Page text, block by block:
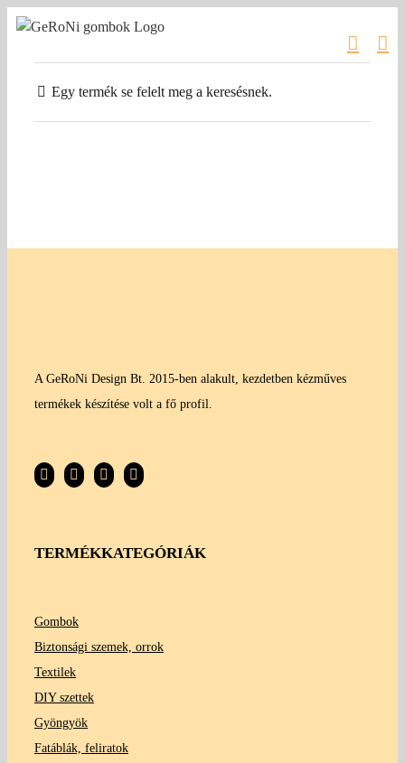
Kihagyás
Egy termék se felelt meg a keresésnek.
A GeRoNi Design Bt. 2015-ben alakult, kezdetben kézműves
termékek készítése volt a fő profil.
TERMÉKKATEGÓRIÁK
Gombok
Biztonsági szemek, orrok
Textilek
DIY szettek
Gyöngyök
Fatáblák, feliratok